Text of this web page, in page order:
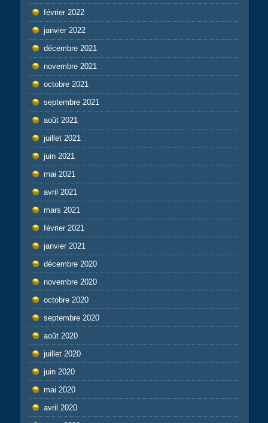
février 2022
janvier 2022
décembre 2021
novembre 2021
octobre 2021
septembre 2021
août 2021
juillet 2021
juin 2021
mai 2021
avril 2021
mars 2021
février 2021
janvier 2021
décembre 2020
novembre 2020
octobre 2020
septembre 2020
août 2020
juillet 2020
juin 2020
mai 2020
avril 2020